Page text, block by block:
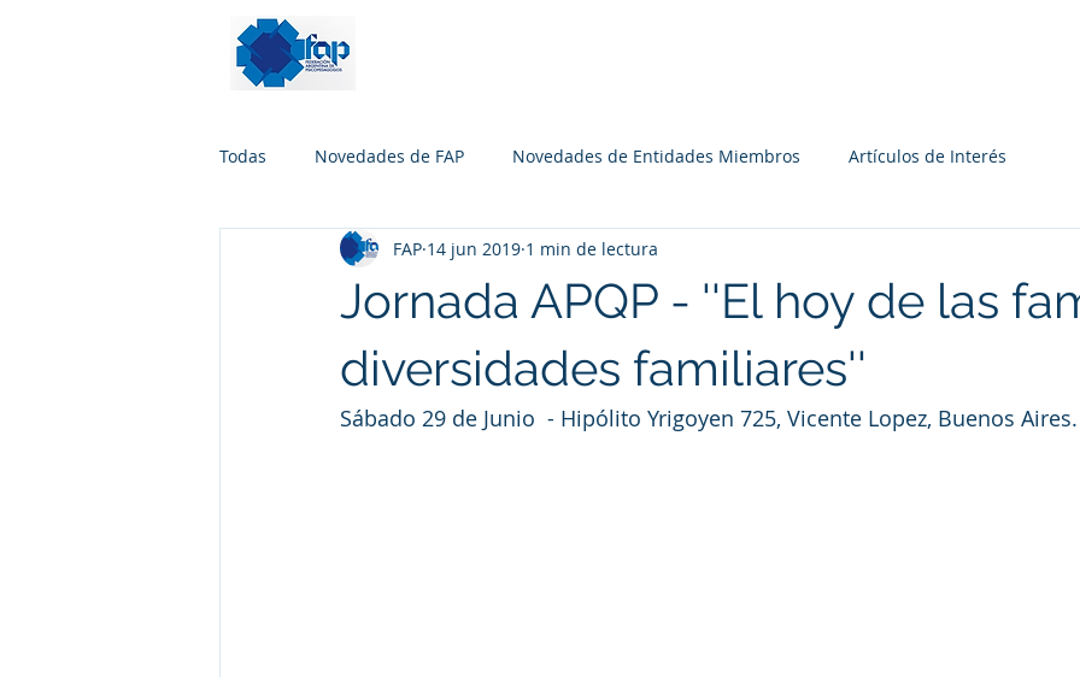
Todas Novedades de FAP Novedades de Entidades Miembros Artículos de Interés
Jornada APQP - ''El hoy de las
diversidades familiares''
FAP 14 jun 2019 1 min de lectura
Sábado 29 de Junio  - Hipólito Yrigoyen 725, Vicente Lopez, Buenos Aires.